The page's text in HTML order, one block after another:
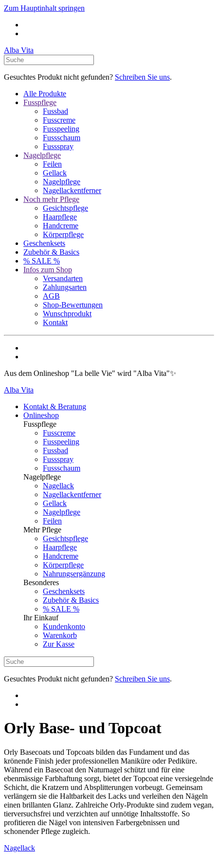
Zum Hauptinhalt springen
Alba Vita
Gesuchtes Produkt nicht gefunden? Schreiben Sie uns.
Alle Produkte
Fusspflege
Fussbad
Fusscreme
Fusspeeling
Fussschaum
Fussspray
Nagelpflege
Feilen
Gellack
Nagelpflege
Nagellackentferner
Noch mehr Pflege
Gesichtspflege
Haarpflege
Handcreme
Körperpflege
Geschenksets
Zubehör & Basics
% SALE %
Infos zum Shop
Versandarten
Zahlungsarten
AGB
Shop-Bewertungen
Wunschprodukt
Kontakt
Aus dem Onlineshop "La belle Vie" wird "Alba Vita"✨
Alba Vita
Kontakt & Beratung
Onlineshop
Fusspflege
Fusscreme
Fusspeeling
Fussbad
Fussspray
Fussschaum
Nagelpflege
Nagellack
Nagellackentferner
Gellack
Nagelpflege
Feilen
Mehr Pflege
Gesichtspflege
Haarpflege
Handcreme
Körperpflege
Nahrungsergänzung
Besonderes
Geschenksets
Zubehör & Basics
% SALE %
Ihr Einkauf
Kundenkonto
Warenkorb
Zur Kasse
Gesuchtes Produkt nicht gefunden? Schreiben Sie uns.
Orly Base- und Topcoat
Orly Basecoats und Topcoats bilden das Fundament und das
krönende Finish jeder professionellen Maniküre oder Pediküre.
Während ein Basecoat den Naturnagel schützt und für eine
ebenmässige Farbhaftung sorgt, bietet der Topcoat eine versiegelnde
Schicht, die Kratzern und Absplitterungen vorbeugt. Gemeinsam
verlängern sie die Haltbarkeit des Lacks und verleihen den Nägeln
einen brillanten Glanz. Zahlreiche Orly-Produkte sind zudem vegan,
tierversuchsfrei und verzichten auf unnötige Inhaltsstoffe. So
profitieren die Nägel von intensiven Farbergebnissen und
schonender Pflege zugleich.
Nagellack